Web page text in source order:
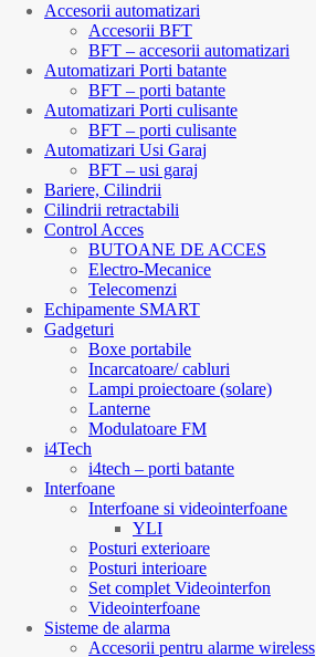
Accesorii automatizari
Accesorii BFT
BFT – accesorii automatizari
Automatizari Porti batante
BFT – porti batante
Automatizari Porti culisante
BFT – porti culisante
Automatizari Usi Garaj
BFT – usi garaj
Bariere, Cilindrii
Cilindrii retractabili
Control Acces
BUTOANE DE ACCES
Electro-Mecanice
Telecomenzi
Echipamente SMART
Gadgeturi
Boxe portabile
Incarcatoare/ cabluri
Lampi proiectoare (solare)
Lanterne
Modulatoare FM
i4Tech
i4tech – porti batante
Interfoane
Interfoane si videointerfoane
YLI
Posturi exterioare
Posturi interioare
Set complet Videointerfon
Videointerfoane
Sisteme de alarma
Accesorii pentru alarme wireless